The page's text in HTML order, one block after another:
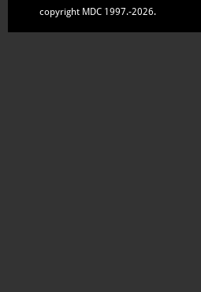
copyright MDC 1997.-2026.